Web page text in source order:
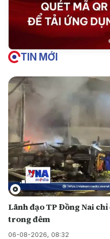
TIN MỚI
Lãnh đạo TP Đồng Nai
trong đêm
06-08-2026, 08:32